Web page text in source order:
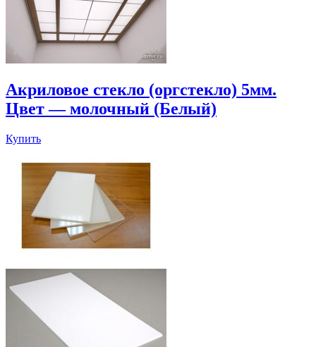
Акриловое стекло (оргстекло) 5мм.
Цвет — молочный (Белый)
Купить